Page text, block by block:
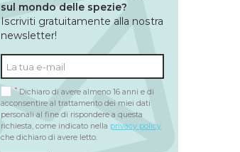
sul mondo delle spezie?
Iscriviti gratuitamente alla nostra
newsletter!
* Dichiaro di avere almeno 16 anni e di
acconsentire al trattamento dei miei dati
personali al fine di rispondere a questa
richiesta, come indicato nella privacy policy
che dichiaro di avere letto.